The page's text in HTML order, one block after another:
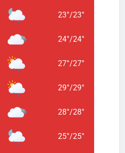
23°/23°
24°/24°
27°/27°
29°/29°
28°/28°
25°/25°